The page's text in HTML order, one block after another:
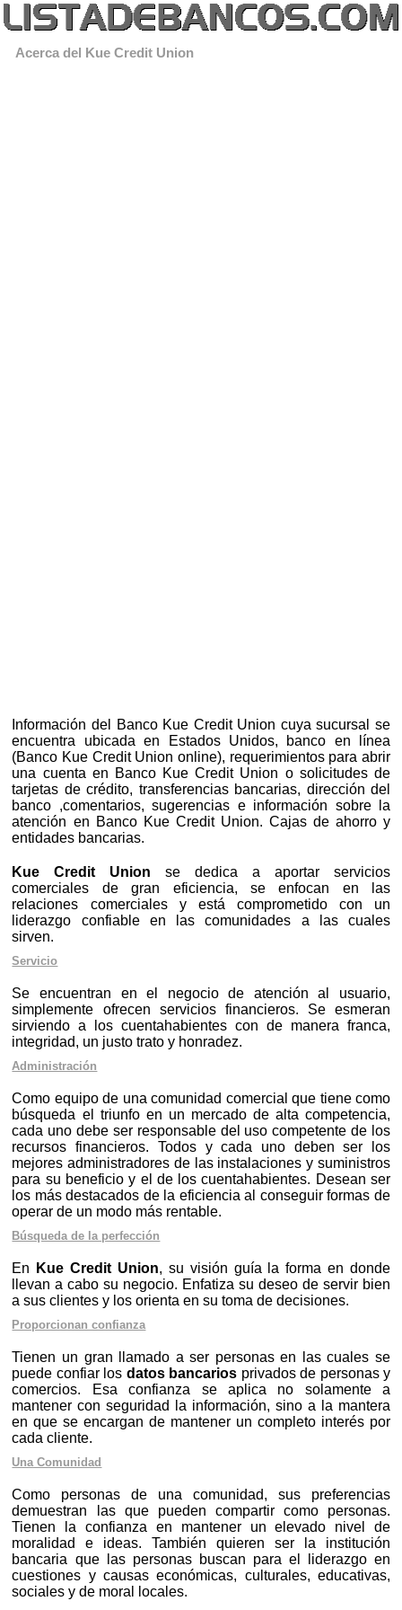
Acerca del Kue Credit Union
Información del Banco Kue Credit Union cuya sucursal se
encuentra ubicada en Estados Unidos, banco en línea
(Banco Kue Credit Union online), requerimientos para abrir
una cuenta en Banco Kue Credit Union o solicitudes de
tarjetas de crédito, transferencias bancarias, dirección del
banco ,comentarios, sugerencias e información sobre la
atención en Banco Kue Credit Union. Cajas de ahorro y
entidades bancarias.
Kue Credit Union se dedica a aportar servicios
comerciales de gran eficiencia, se enfocan en las
relaciones comerciales y está comprometido con un
liderazgo confiable en las comunidades a las cuales
sirven.
Servicio
Se encuentran en el negocio de atención al usuario,
simplemente ofrecen servicios financieros. Se esmeran
sirviendo a los cuentahabientes con de manera franca,
integridad, un justo trato y honradez.
Administración
Como equipo de una comunidad comercial que tiene como
búsqueda el triunfo en un mercado de alta competencia,
cada uno debe ser responsable del uso competente de los
recursos financieros. Todos y cada uno deben ser los
mejores administradores de las instalaciones y suministros
para su beneficio y el de los cuentahabientes. Desean ser
los más destacados de la eficiencia al conseguir formas de
operar de un modo más rentable.
Búsqueda de la perfección
En Kue Credit Union, su visión guía la forma en donde
llevan a cabo su negocio. Enfatiza su deseo de servir bien
a sus clientes y los orienta en su toma de decisiones.
Proporcionan confianza
Tienen un gran llamado a ser personas en las cuales se
puede confiar los datos bancarios privados de personas y
comercios. Esa confianza se aplica no solamente a
mantener con seguridad la información, sino a la mantera
en que se encargan de mantener un completo interés por
cada cliente.
Una Comunidad
Como personas de una comunidad, sus preferencias
demuestran las que pueden compartir como personas.
Tienen la confianza en mantener un elevado nivel de
moralidad e ideas. También quieren ser la institución
bancaria que las personas buscan para el liderazgo en
cuestiones y causas económicas, culturales, educativas,
sociales y de moral locales.